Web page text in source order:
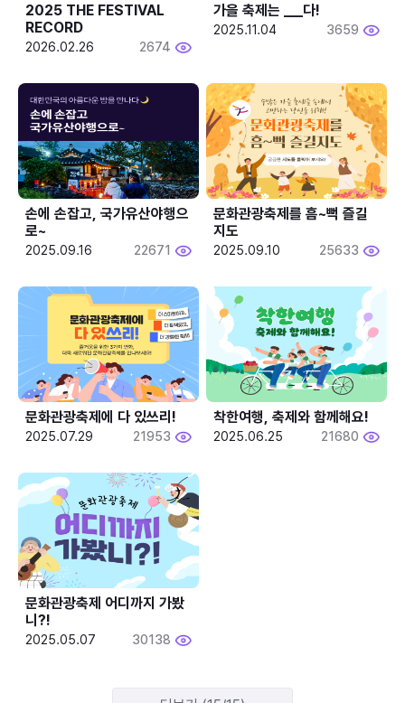
2025 THE FESTIVAL
RECORD
2026.02.26 2674
2025.11.04 3659
손에 손잡고, 국가유산야행으
로~
2025.09.16 22671
문화관광축제를 흠~뻑 즐길
지도
2025.09.10 25633
문화관광축제에 다 있쓰리!
2025.07.29 21953
착한여행, 축제와 함께해요!
2025.06.25 21680
문화관광축제 어디까지 가봤
니?!
2025.05.07 30138